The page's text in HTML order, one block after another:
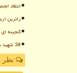
انتقاد
زائرین
گنجینه
38 شهید به دنبال حملات تیرماه آمریکا به ایران
نظر